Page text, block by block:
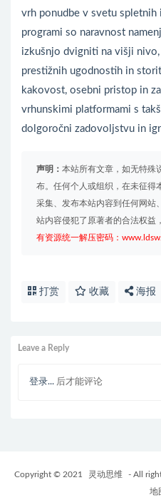
vrh ponudbe v svetu spletnih
programi so naravnost
izkušnjo dvigniti na višji
prestižnih ugodnostih in
kakovost, osebni pristop in
vrhunskimi platformami s
dolgoročni zadovoljstvu in
声明： 本站所有文章，如无特殊
布。任何个人或组织，在未征得
采集、发布本站内容到任何网站
站内容侵犯了原著者的合法权益
有资源统一解压密码：
打赏 收藏 海报
Leave a Reply
登录... 后才能评论
Copyright © 2021 灵动思维 - All
地